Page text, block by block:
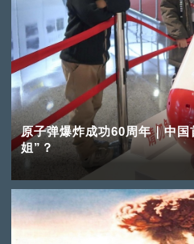
原子弹爆炸成功60周年｜中
姐”？